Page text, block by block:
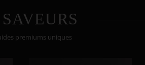
premiums uniques